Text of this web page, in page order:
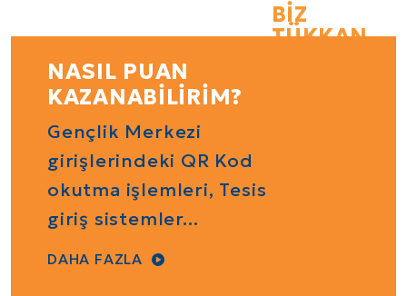
BİZ
TÜKKAN
BİZİM BLOG
NASIL PUAN
KAZANABİLİRİM?
Gençlik Merkezi
girişlerindeki QR Kod
okutma işlemleri, Tesis
giriş sistemler...
DAHA FAZLA